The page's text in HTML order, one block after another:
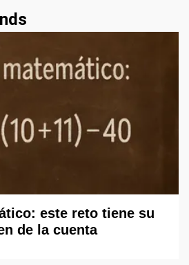
este reto tiene su
de la cuenta